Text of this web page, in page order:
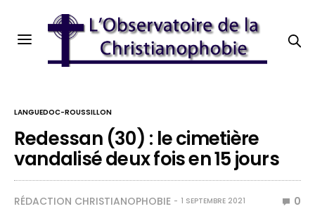
LANGUEDOC-ROUSSILLON
Redessan (30) : le cimetière
vandalisé deux fois en 15 jours
RÉDACTION CHRISTIANOPHOBIE 1 SEPTEMBRE 2021 0